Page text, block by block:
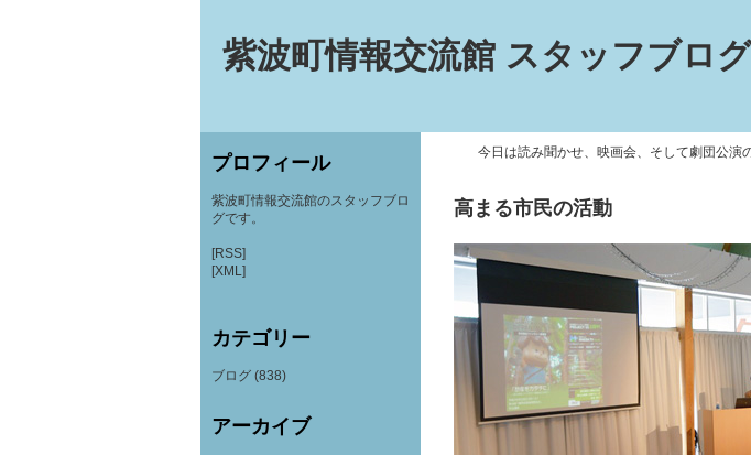
紫波町情報交流館 スタッフブログ
今日は読み聞かせ、映画会、そして劇団公演
高まる市民の活動
プロフィール
紫波町情報交流館のスタッフブロ
グです。
[RSS]
[XML]
カテゴリー
ブログ (838)
アーカイブ